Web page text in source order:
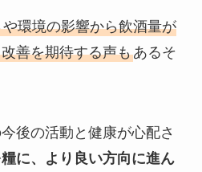
環境の影響から飲酒量が
善を期待する声もあるそ
後の活動と健康が心配さ
に、より良い方向に進ん